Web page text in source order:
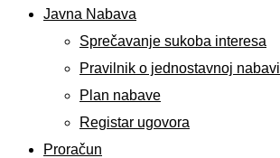
Javna Nabava
Sprečavanje sukoba interesa
Pravilnik o jednostavnoj nabavi
Plan nabave
Registar ugovora
Proračun